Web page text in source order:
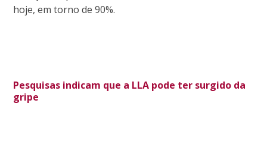
hoje, em torno de 90%.
Pesquisas indicam que a LLA pode ter surgido da
gripe